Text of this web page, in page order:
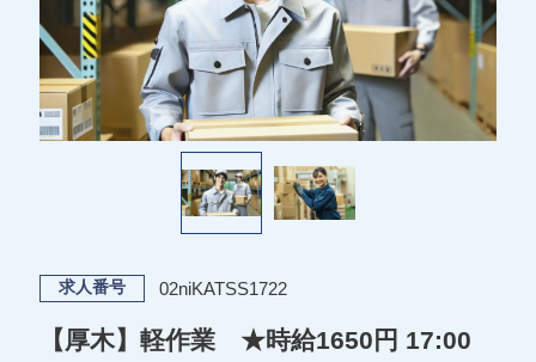
求人番号 02niKATSS1722
【厚木】軽作業 ★時給1650円 17:00